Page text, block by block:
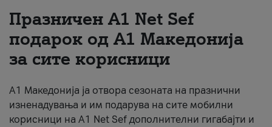
За нас
#ПодобарОнлајн
Празничен A1 Net Sеf
подарок од А1 Македонија
за сите корисници
А1 Македонија ја отвора сезоната на празнични
изненадувања и им подарува на сите мобилни
корисници на A1 Net Sef дополнителни гигабајти и